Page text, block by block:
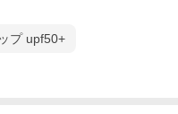
プ upf50+